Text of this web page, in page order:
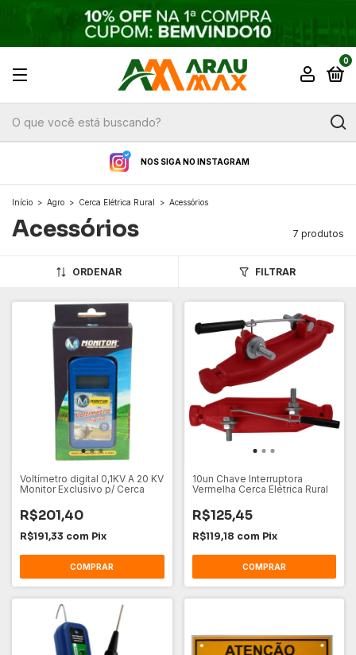
0
NOS SIGA NO INSTAGRAM
Início > Agro > Cerca Elétrica Rural > Acessórios
Acessórios 7 produtos
ORDENAR FILTRAR
Voltímetro digital 0,1KV A 20 KV
Monitor Exclusivo p/ Cerca
R$201,40
R$191,33 com Pix
10un Chave Interruptora
Vermelha Cerca Elétrica Rural
R$125,45
R$119,18 com Pix